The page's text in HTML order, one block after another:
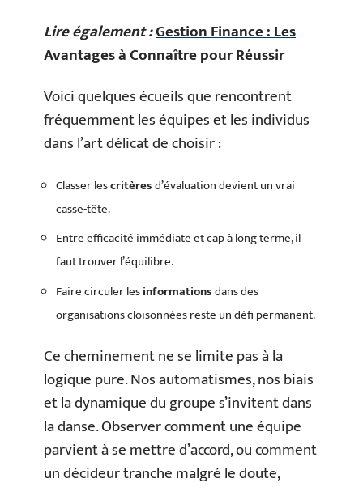
Lire également :Gestion Finance : Les
Avantages à Connaître pour Réussir
Voici quelques écueils que rencontrent
fréquemment les équipes et les individus
dans l’art délicat de choisir :
Classer lescritèresd’évaluation devient un vrai
casse-tête.
Entre efficacité immédiate et cap à long terme, il
faut trouver l’équilibre.
Faire circuler lesinformationsdans des
organisations cloisonnées reste un défi permanent.
Ce cheminement ne se limite pas à la
logique pure. Nos automatismes, nos biais
et la dynamique du groupe s’invitent dans
la danse. Observer comment une équipe
parvient à se mettre d’accord, ou comment
un décideur tranche malgré le doute,